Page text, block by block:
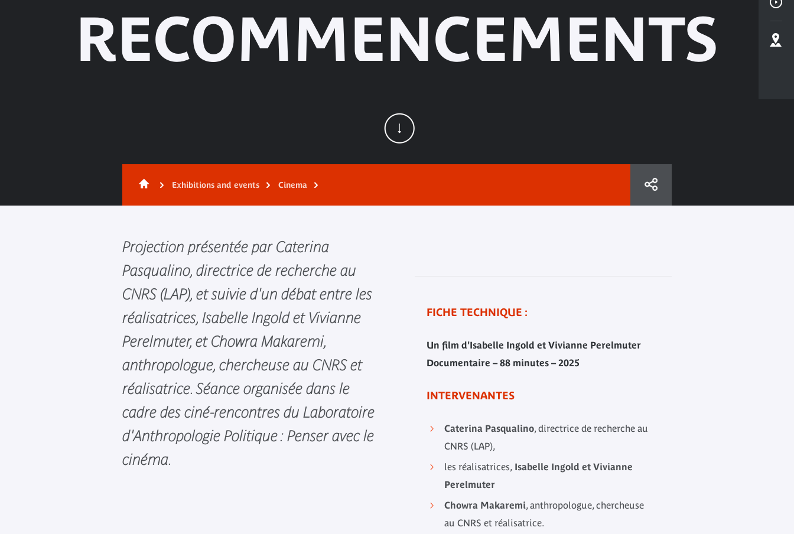
RECOMMENCEMENTS
Exhibitions and events Cinema
Projection présentée par Caterina
Pasqualino, directrice de recherche au
CNRS (LAP), et suivie d'un débat entre les
réalisatrices, Isabelle Ingold et Vivianne
Perelmuter, et Chowra Makaremi,
anthropologue, chercheuse au CNRS et
réalisatrice. Séance organisée dans le
cadre des ciné-rencontres du Laboratoire
d'Anthropologie Politique : Penser avec le
cinéma.
FICHE TECHNIQUE :
Un film d'Isabelle Ingold et Vivianne Perelmuter
Documentaire – 88 minutes – 2025
INTERVENANTES
Caterina Pasqualino, directrice de recherche au
CNRS (LAP),
les réalisatrices, Isabelle Ingold et Vivianne
Perelmuter
Chowra Makaremi, anthropologue, chercheuse
au CNRS et réalisatrice.